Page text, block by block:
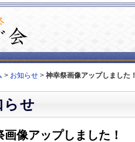
> お知らせ > 神幸祭画像アップしました！
らせ
画像アップしました！